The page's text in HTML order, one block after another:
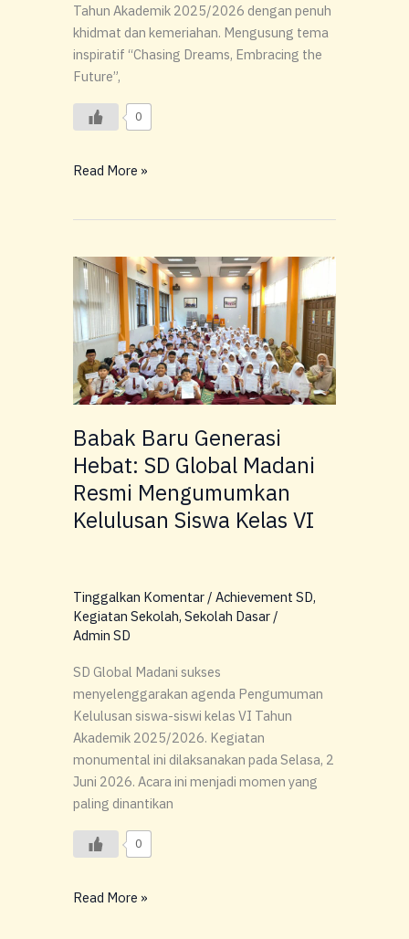
Tahun Akademik 2025/2026 dengan penuh
khidmat dan kemeriahan. Mengusung tema
inspiratif “Chasing Dreams, Embracing the
Future”,
0
Read More »
Babak Baru Generasi
Hebat: SD Global Madani
Resmi Mengumumkan
Kelulusan Siswa Kelas VI
Tinggalkan Komentar / Achievement SD,
Kegiatan Sekolah, Sekolah Dasar /
Admin SD
SD Global Madani sukses
menyelenggarakan agenda Pengumuman
Kelulusan siswa-siswi kelas VI Tahun
Akademik 2025/2026. Kegiatan
monumental ini dilaksanakan pada Selasa, 2
Juni 2026. Acara ini menjadi momen yang
paling dinantikan
0
Babak
Baru
Generasi
Hebat:
SD
Global
Madani
Mengumumkan
Kelulusan
Siswa
Kelas
VI
Read More »